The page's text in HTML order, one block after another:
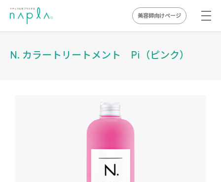
美容師向けページ
N. カラートリートメント Pi（ピンク）